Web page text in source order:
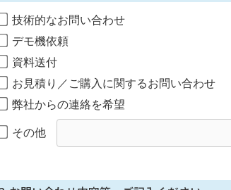
開示等に応じる窓口は、総務部になります。
個人情報を与えることの任意性及び当該
個⼈情報を取得する項⽬は、全てご本⼈によって
ただし、必要な項⽬をいただけない場合、利⽤
本人が容易に知覚できない方法による個
本フォームではCookie で個⼈情報を取得してい
技術的なお問い合わせ
デモ機依頼
資料送付
お見積り／ご購入に関するお問い合わせ
弊社からの連絡を希望
その他